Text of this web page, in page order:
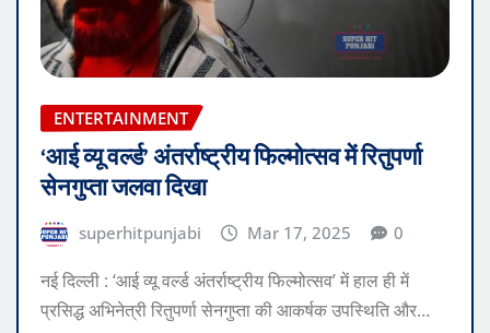
ENTERTAINMENT
‘आई व्यू वर्ल्ड’ अंतर्राष्ट्रीय फिल्मोत्सव में रितुपर्णा
सेनगुप्ता जलवा दिखा
superhitpunjabi Mar 17, 2025 0
नई दिल्ली : ‘आई व्यू वर्ल्ड अंतर्राष्ट्रीय फिल्मोत्सव’ में हाल ही में
प्रसिद्ध अभिनेत्री रितुपर्णा सेनगुप्ता की आकर्षक उपस्थिति और…